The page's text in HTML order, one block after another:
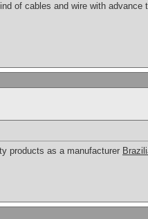
of cables and wire with
products as a manufacturer